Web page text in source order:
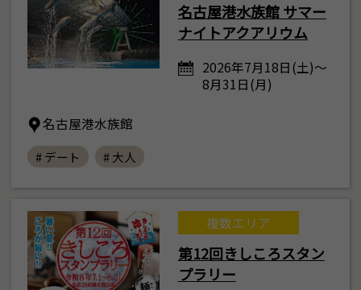
名古屋港水族館 サマー
ナイトアクアリウム
2026年7月18日(土)～
8月31日(月)
名古屋港水族館
# デート # 大人
複数エリア
第12回きしころスタン
プラリー